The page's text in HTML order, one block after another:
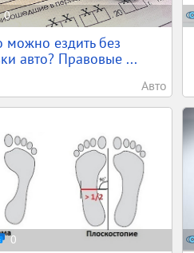
0
можно ездить без
авто? Правовые ...
Авто
0